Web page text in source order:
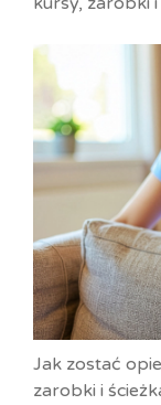
Jak zostać
zarobki i